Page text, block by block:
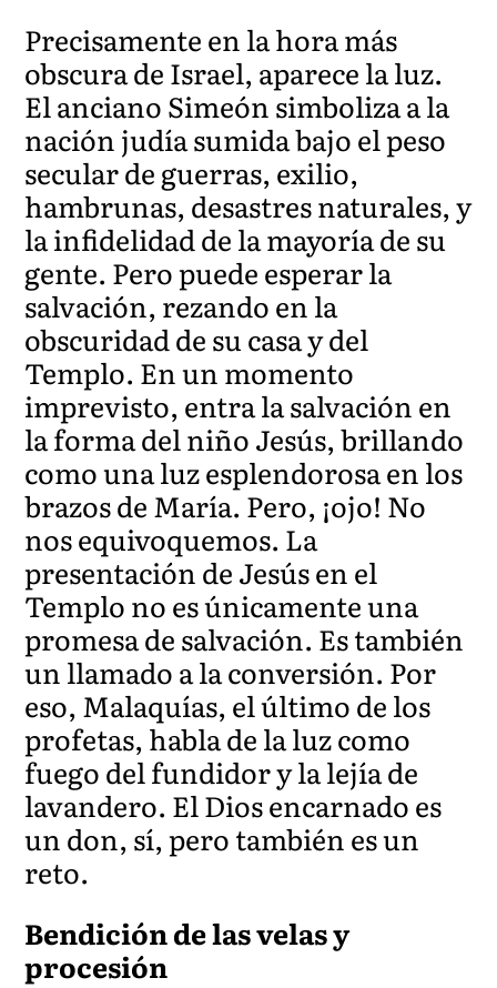
Precisamente en la hora más
obscura de Israel, aparece la luz.
El anciano Simeón simboliza a la
nación judía sumida bajo el peso
secular de guerras, exilio,
hambrunas, desastres naturales, y
la infidelidad de la mayoría de su
gente. Pero puede esperar la
salvación, rezando en la
obscuridad de su casa y del
Templo. En un momento
imprevisto, entra la salvación en
la forma del niño Jesús, brillando
como una luz esplendorosa en los
brazos de María. Pero, ¡ojo! No
nos equivoquemos. La
presentación de Jesús en el
Templo no es únicamente una
promesa de salvación. Es también
un llamado a la conversión. Por
eso, Malaquías, el último de los
profetas, habla de la luz como
fuego del fundidor y la lejía de
lavandero. El Dios encarnado es
un don, sí, pero también es un
reto.
Bendición de las velas y
procesión